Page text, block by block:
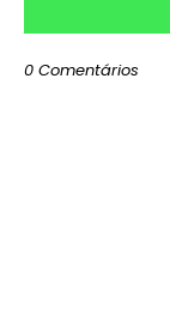
0 Comentários